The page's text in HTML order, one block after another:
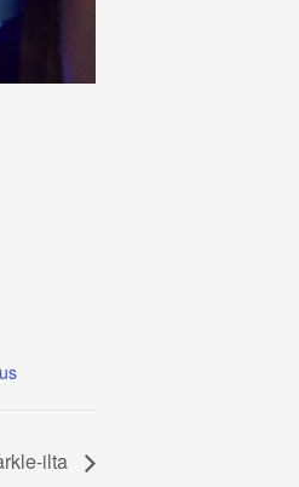
ilta